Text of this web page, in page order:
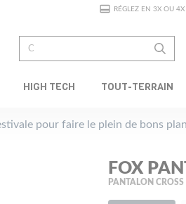
RÉGLEZ EN 3X OU 4X
HIGH TECH TOUT-TERRAIN
pour faire le plein de bons
FOX
PANTALON CROSS